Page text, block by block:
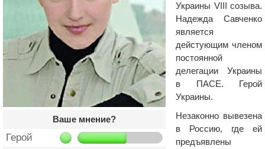
Ваше мнение?
Герой
Украины VIII созыва.
Надежда Савченко
является
дейстующим членом
постоянной
делегации Украины
в ПАСЕ. Герой
Украины.
Незаконно вывезена
в Россию, где ей
предъявлены